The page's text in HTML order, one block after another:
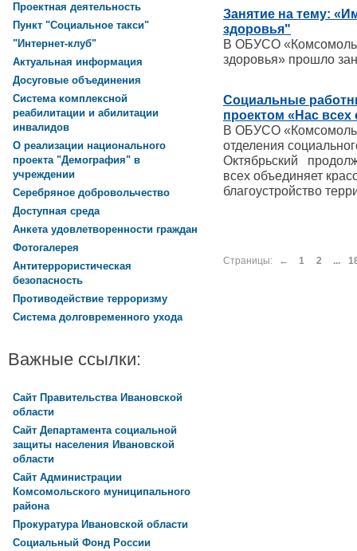
Занятие на тему:
здоровья"
В ОБУСО
здоровья» прошло
Социальные
проектом «Нас всех
В ОБУСО
отделения
Октябрьский
всех объединяет
благоустройство
Страницы: ← 1 2 ...
Проектная деятельность
Пункт "Социальное такси"
"Интернет-клуб"
Актуальная информация
Досуговые объединения
Система комплексной
реабилитации и абилитации
инвалидов
О реализации национального
проекта "Демография" в
учреждении
Серебряное добровольчество
Доступная среда
Анкета удовлетворенности граждан
Фотогалерея
Антитеррористическая
безопасность
Противодействие терроризму
Система долговременного ухода
Важные ссылки:
Сайт Правительства Ивановской
области
Сайт Департамента социальной
защиты населения Ивановской
области
Сайт Администрации
Комсомольского муниципального
района
Прокуратура Ивановской области
Социальный Фонд России